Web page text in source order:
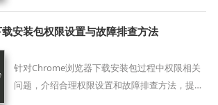
安装包权限设置与故障排查方法
针对Chrome浏览器下载安装包过程中权限相关
问题，介绍合理权限设置和故障排查方法，提升